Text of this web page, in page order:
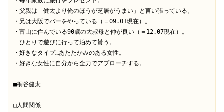
・父親は「健太より俺のほうが芝居がうまい」と言い張っている。
・兄は大阪でバーをやっている（＝09.01現在）。
・富山に住んでいる90歳の大叔母と仲が良い（＝12.07現在）。
ひとりで遊びに行って泊めて貰う。
・好きなタイプ…あたたかみのある女性。
・好きな女性に自分から全力でアプローチする。
■桐谷健太
□人間関係